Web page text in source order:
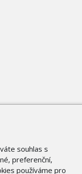
souhlas s
preferenční,
používáme pro